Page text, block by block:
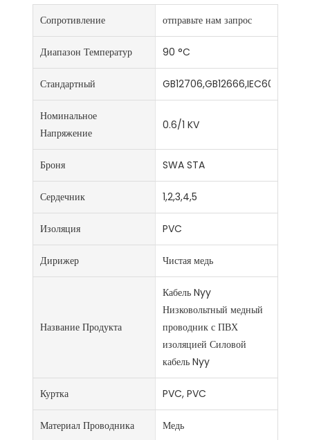
Сопротивление отправьте нам запрос
Диапазон Температур 90 °C
Стандартный
Номинальное
Напряжение
0.6/1 KV
Броня SWA STA
Сердечник 1,2,3,4,5
Изоляция PVC
Дирижер Чистая медь
Название Продукта
Кабель Nyy
Низковольтный медный
проводник с ПВХ
изоляцией Силовой
кабель Nyy
Куртка PVC, PVC
Материал Проводника Медь